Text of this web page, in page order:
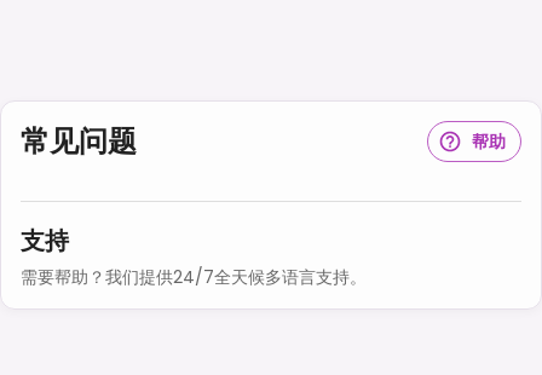
常见问题 帮助
支持
需要帮助？我们提供24/7全天候多语言支持。